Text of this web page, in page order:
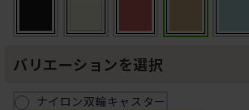
バリエーションを選択
ナイロン双輪キャスター